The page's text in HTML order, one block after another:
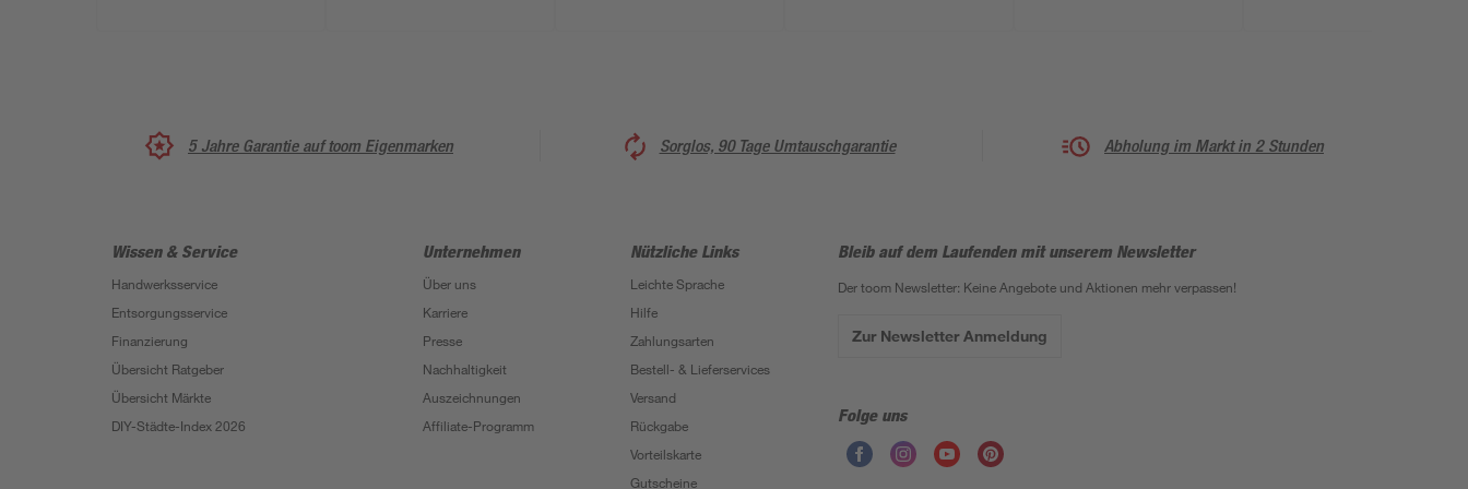
5 Jahre Garantie auf toom Eigenmarken Sorglos, 90 Tage Umtauschgarantie Abholung im Markt in 2 Stunden
Wissen & Service
Handwerksservice
Entsorgungsservice
Finanzierung
Übersicht Ratgeber
Übersicht Märkte
DIY-Städte-Index 2026
Unternehmen
Über uns
Karriere
Presse
Nachhaltigkeit
Auszeichnungen
Affiliate-Programm
Nützliche Links
Leichte Sprache
Hilfe
Zahlungsarten
Bestell- & Lieferservices
Versand
Rückgabe
Vorteilskarte
Gutscheine
Bleib auf dem Laufenden mit unserem Newsletter
Der toom Newsletter: Keine Angebote und Aktionen mehr verpassen!
Zur Newsletter Anmeldung
Folge uns